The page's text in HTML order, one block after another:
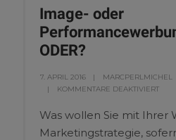
Image- oder
ODER?
7. APRIL 2016 MARCPERLMICHEL
KOMMENTARE DEAKTIVIERT
Was wollen Sie mit Ihrer
Marketingstrategie,